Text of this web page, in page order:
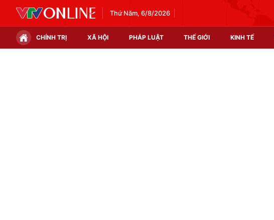
Thứ Năm, 6/8/2026
CHÍNH TRỊ XÃ HỘI PHÁP LUẬT THẾ GIỚI KINH TẾ